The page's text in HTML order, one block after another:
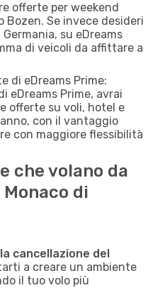
offerte per weekend
Bozen. Se invece desideri
su eDreams
di veicoli da affittare a
di eDreams Prime:
eDreams Prime, avrai
offerte su voli, hotel e
con il vantaggio
con maggiore flessibilità
che volano da
Monaco di
cancellazione del
a creare un ambiente
il tuo volo più